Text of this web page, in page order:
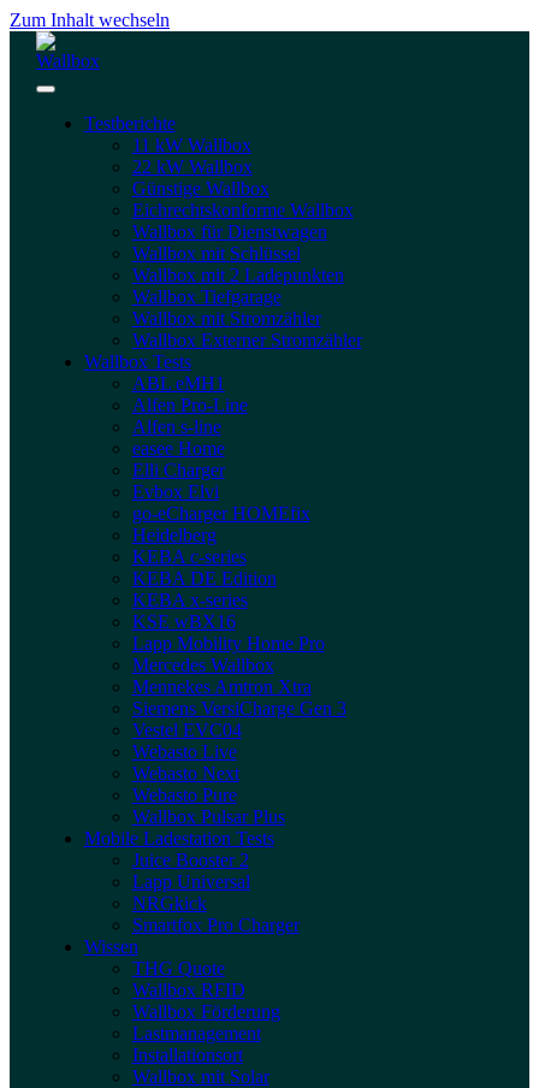
Zum Inhalt wechseln
Testberichte
11 kW Wallbox
22 kW Wallbox
Günstige Wallbox
Eichrechtskonforme Wallbox
Wallbox für Dienstwagen
Wallbox mit Schlüssel
Wallbox mit 2 Ladepunkten
Wallbox Tiefgarage
Wallbox mit Stromzähler
Wallbox Externer Stromzähler
Wallbox Tests
ABL eMH1
Alfen Pro-Line
Alfen s-line
easee Home
Elli Charger
Evbox Elvi
go-eCharger HOMEfix
Heidelberg
KEBA c-series
KEBA DE Edition
KEBA x-series
KSE wBX16
Lapp Mobility Home Pro
Mercedes Wallbox
Mennekes Amtron Xtra
Siemens VersiCharge Gen 3
Vestel EVC04
Webasto Live
Webasto Next
Webasto Pure
Wallbox Pulsar Plus
Mobile Ladestation Tests
Juice Booster 2
Lapp Universal
NRGkick
Smartfox Pro Charger
Wissen
THG Quote
Wallbox RFID
Wallbox Förderung
Lastmanagement
Installationsort
Wallbox mit Solar